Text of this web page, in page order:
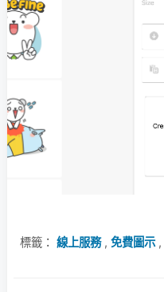
標籤： 線上服務, 免費圖示,